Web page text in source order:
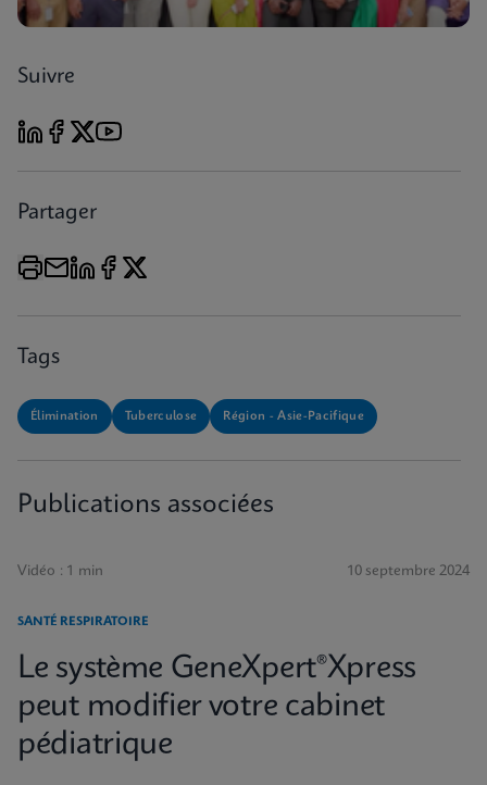
Suivre
Partager
Tags
Élimination Tuberculose Région - Asie-Pacifique
Publications associées
Vidéo : 1 min 10 septembre 2024
SANTÉ RESPIRATOIRE
Le système GeneXpert®Xpress
peut modifier votre cabinet
pédiatrique